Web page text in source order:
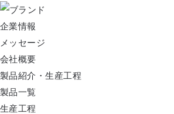
企業情報
メッセージ
会社概要
製品紹介・生産工程
製品一覧
生産工程